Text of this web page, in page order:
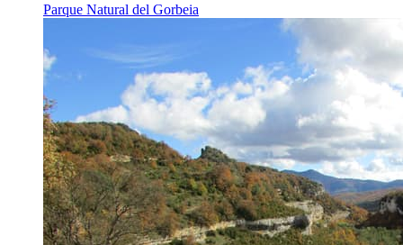
Parque Natural del Gorbeia